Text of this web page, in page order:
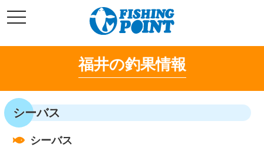
ン
ン
ス
キ
ッ
t
o
l
g
t
o
n
福井の釣果情報
シーバス
シーバス